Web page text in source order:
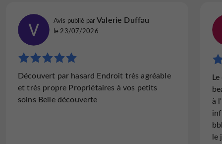
Salle de Séminaire
Spa Spécialites
Avis publié parValerie Duffau
le 23/07/2026
Découvert par hasard Endroit très agréable
et très propre Propriétaires à vos petits
soins Belle découverte
à
le
Avis publié parStay06488870437
le 31/05/2026
"Au top !!"
Un mariage inoubliable dans un lieu tout
simplement magnifique ! Un grand merci à
Vincent et son équipe, toujours disponible,